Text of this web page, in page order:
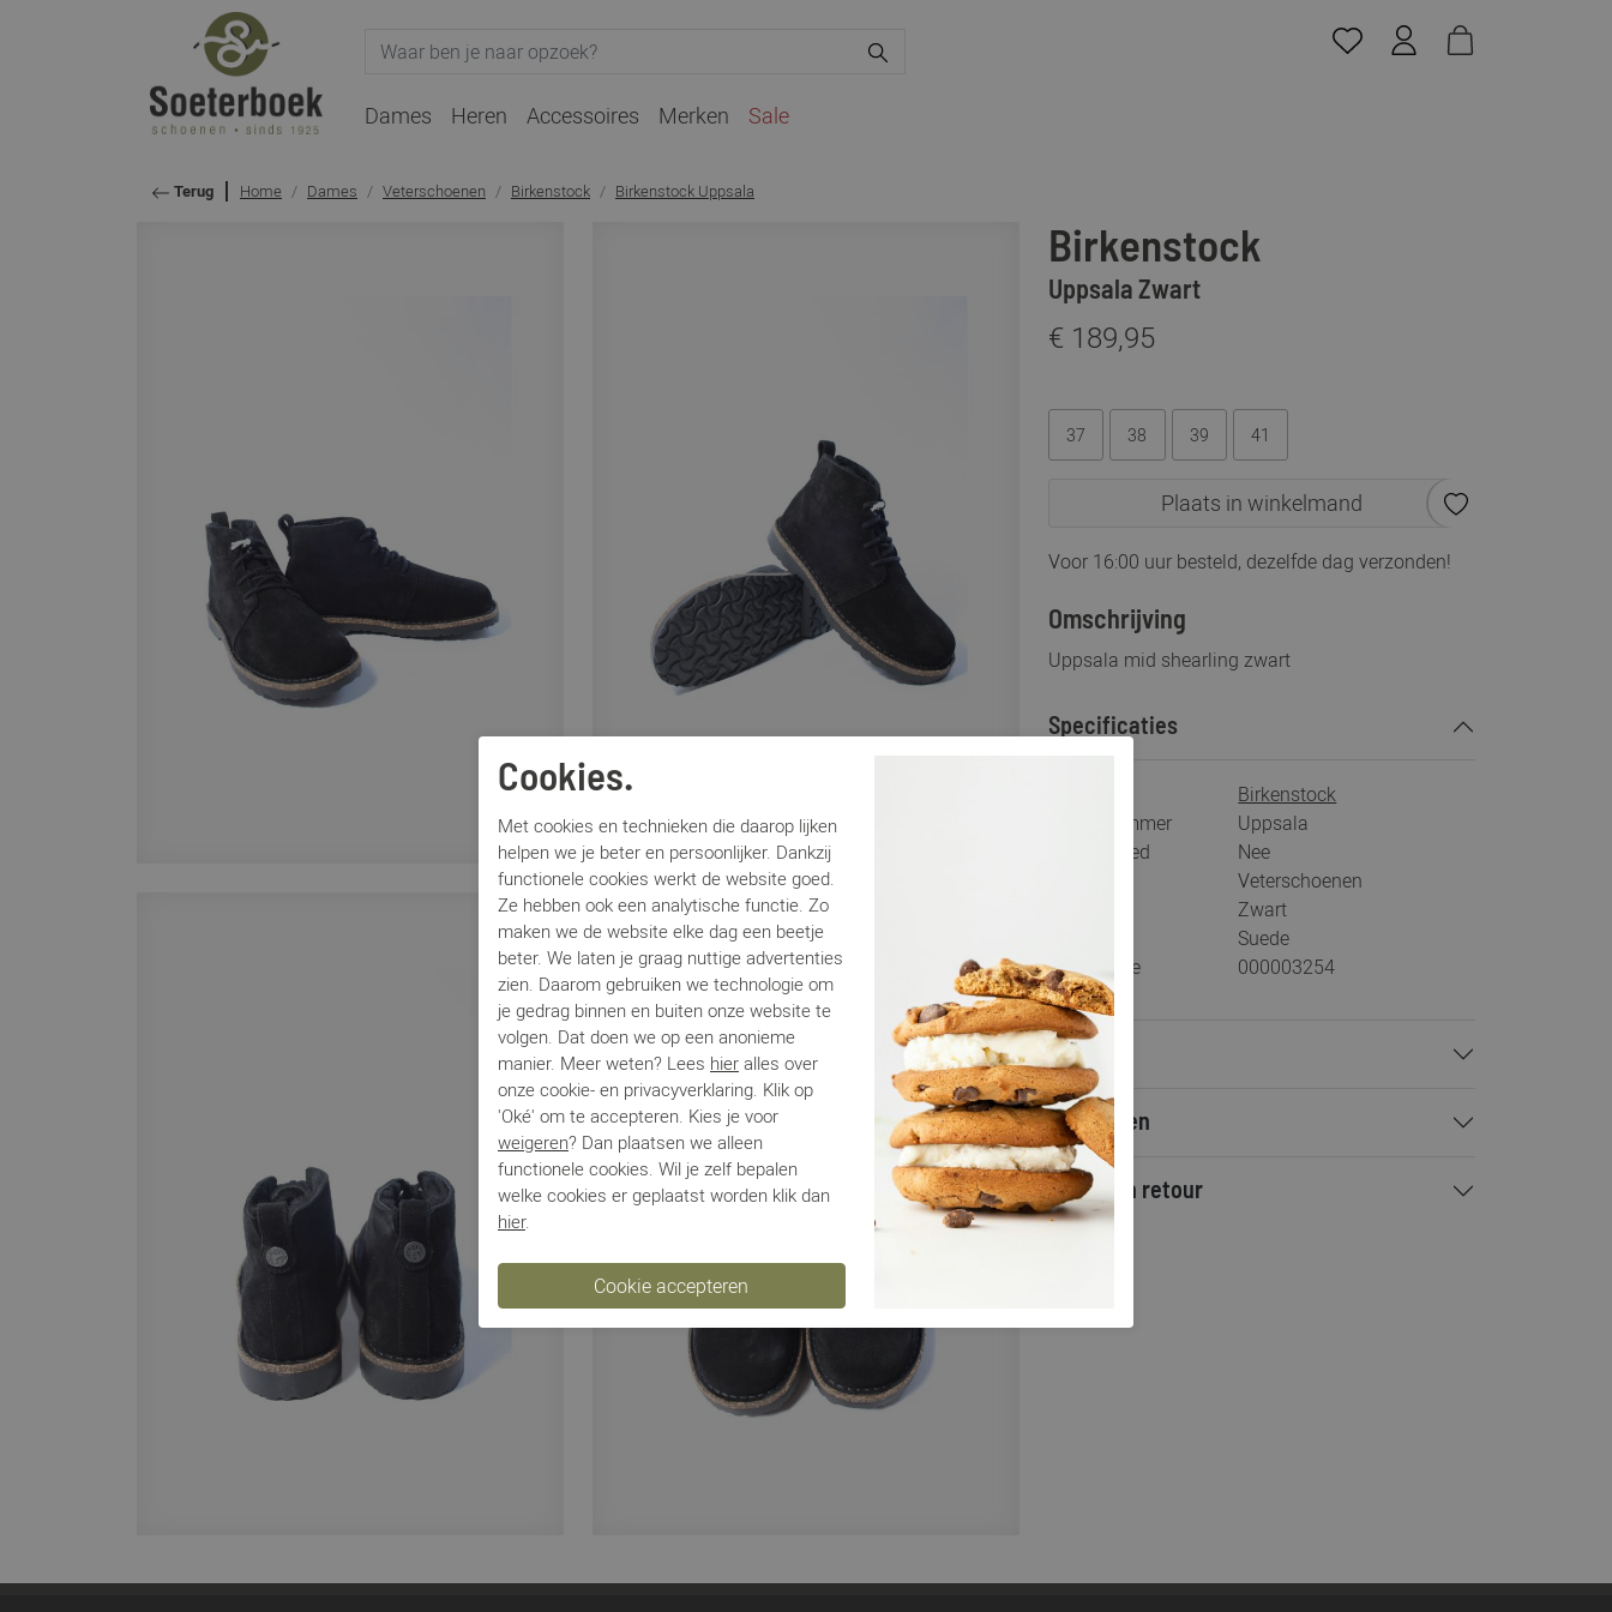
Dames Heren Accessoires Merken Sale
Terug Home Dames Veterschoenen Birkenstock Birkenstock Uppsala
Birkenstock
Uppsala Zwart
€ 189,95
37 38 39 41
Plaats in winkelmand
Voor 16:00 uur besteld, dezelfde dag verzonden!
Omschrijving
Uppsala mid shearling zwart
Specificaties
Birkenstock
Artikelnummer
Uppsala
Los voetbed
Nee
Veterschoenen
Zwart
Suede
Bestelcode
000003254
Betalen
Verzenden
Ruilen en retour
Cookies.
Met cookies en technieken die daarop lijken
helpen we je beter en persoonlijker. Dankzij
functionele cookies werkt de website goed.
Ze hebben ook een analytische functie. Zo
maken we de website elke dag een beetje
beter. We laten je graag nuttige advertenties
zien. Daarom gebruiken we technologie om
je gedrag binnen en buiten onze website te
volgen. Dat doen we op een anonieme
manier. Meer weten? Lees hier alles over
onze cookie- en privacyverklaring. Klik op
'Oké' om te accepteren. Kies je voor
weigeren? Dan plaatsen we alleen
functionele cookies. Wil je zelf bepalen
welke cookies er geplaatst worden klik dan
hier.